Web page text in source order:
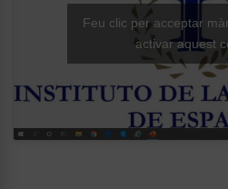
Feu clic per acceptar
activar aquest